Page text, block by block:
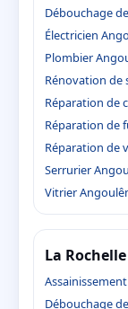
Débouchage
Électricien
Plombier
Rénovation de
Réparation de
Réparation de
Réparation de
Serrurier
Vitrier
La
Débouchage